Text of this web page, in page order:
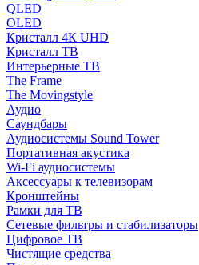
QLED
OLED
Кристалл 4К UHD
Кристалл ТВ
Интерьерные ТВ
The Frame
The Movingstyle
Аудио
Саундбары
Аудиосистемы Sound Tower
Портативная акустика
Wi-Fi аудиосистемы
Аксессуары к телевизорам
Кронштейны
Рамки для ТВ
Сетевые фильтры и стабилизаторы
Цифровое ТВ
Чистящие средства